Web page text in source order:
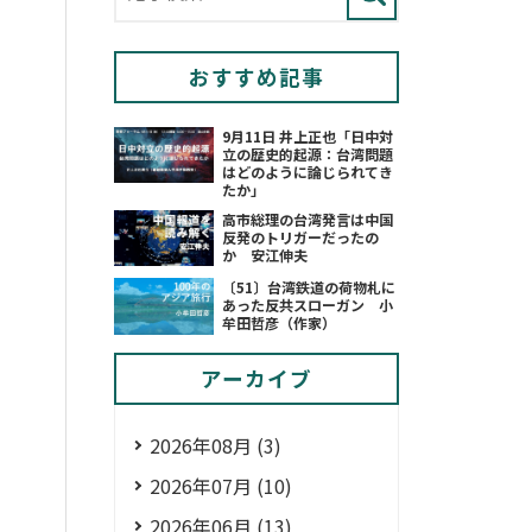
おすすめ記事
9月11日 井上正也「日中対
立の歴史的起源：台湾問題
はどのように論じられてき
たか」
高市総理の台湾発言は中国
反発のトリガーだったの
か 安江伸夫
〔51〕台湾鉄道の荷物札に
あった反共スローガン 小
牟田哲彦（作家）
アーカイブ
2026年08月 (3)
2026年07月 (10)
2026年06月 (13)